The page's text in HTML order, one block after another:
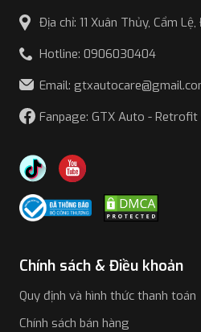
Địa chỉ: 11 Xuân Thủy, Cẩm
Hotline: 0906030404
Email:
Fanpage: GTX Auto -
Chính sách & Điều khoản
Quy định và hình thức thanh toán
Chính sách bán hàng